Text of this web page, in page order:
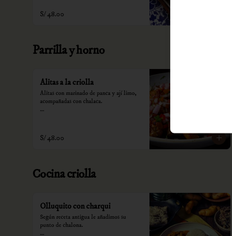
recargo al consumo.
S/ 48.00
Parrilla y horno
Alitas a la criolla
Alitas con marinado de panca y ají limo,
acompañadas con chalaca.
recargo al consumo.
S/ 48.00
Cocina criolla
Olluquito con charqui
Según receta antigua le añadimos su
punto de chalona.